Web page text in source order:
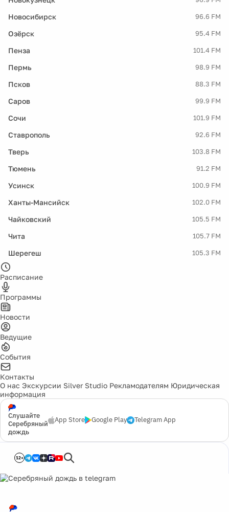
Новосибирск 96.6 FM
Озёрск 95.4 FM
Пенза 101.4 FM
Пермь 98.9 FM
Псков 88.3 FM
Саров 99.9 FM
Сочи 101.9 FM
Ставрополь 92.6 FM
Тверь 103.8 FM
Тюмень 91.2 FM
Усинск 100.9 FM
Ханты-Мансийск 102.0 FM
Чайковский 105.5 FM
Чита 105.7 FM
Шерегеш 105.3 FM
Расписание
Программы
Новости
Ведущие
События
Контакты
О нас Экскурсии Silver Studio Рекламодателям Юридическая
информация
Слушайте
Серебряный
дождь
App Store Google Play Telegram App
12+